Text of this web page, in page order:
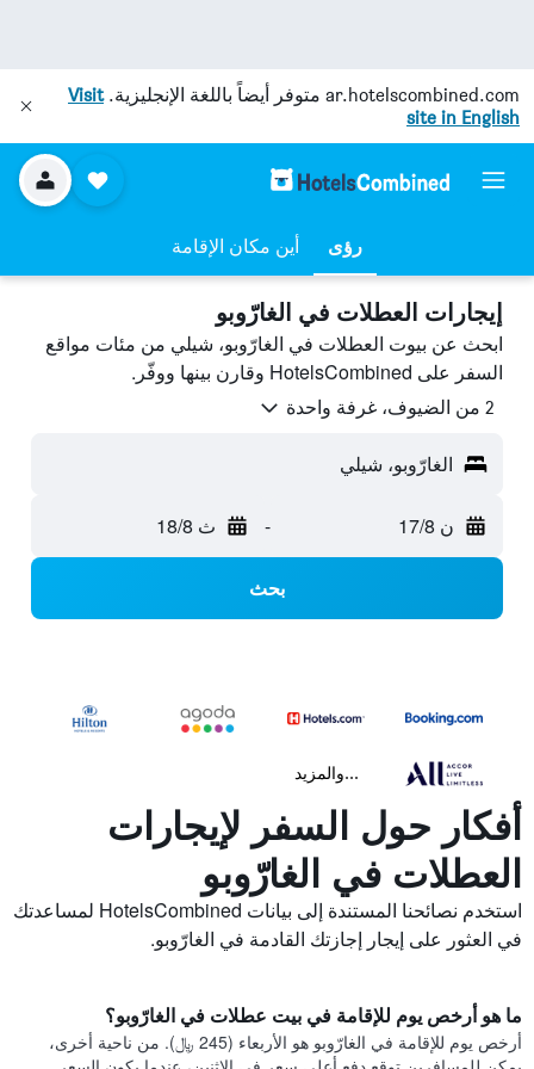
ar.hotelscombined.com متوفر أيضاً باللغة الإنجليزية.Visit
site in English
رؤى أين مكان الإقامة
إيجارات العطلات في الغارّوبو
ابحث عن بيوت العطلات في الغارّوبو، شيلي من مئات مواقع
السفر على HotelsCombined وقارن بينها ووفّر.
2 من الضيوف، غرفة واحدة
الغارّوبو، شيلي
ن 17/8 - ث 18/8
بحث
...والمزيد
أفكار حول السفر لإيجارات
العطلات في الغارّوبو
استخدم نصائحنا المستندة إلى بيانات HotelsCombined لمساعدتك
في العثور على إيجار إجازتك القادمة في الغارّوبو.
ما هو أرخص يوم للإقامة في بيت عطلات في الغارّوبو؟
أرخص يوم للإقامة في الغارّوبو هو الأربعاء (245 ﷼). من ناحية أخرى،